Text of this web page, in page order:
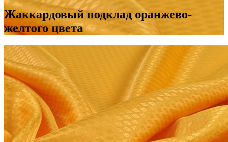
Жаккардовый подклад оранжево-
желтого цвета